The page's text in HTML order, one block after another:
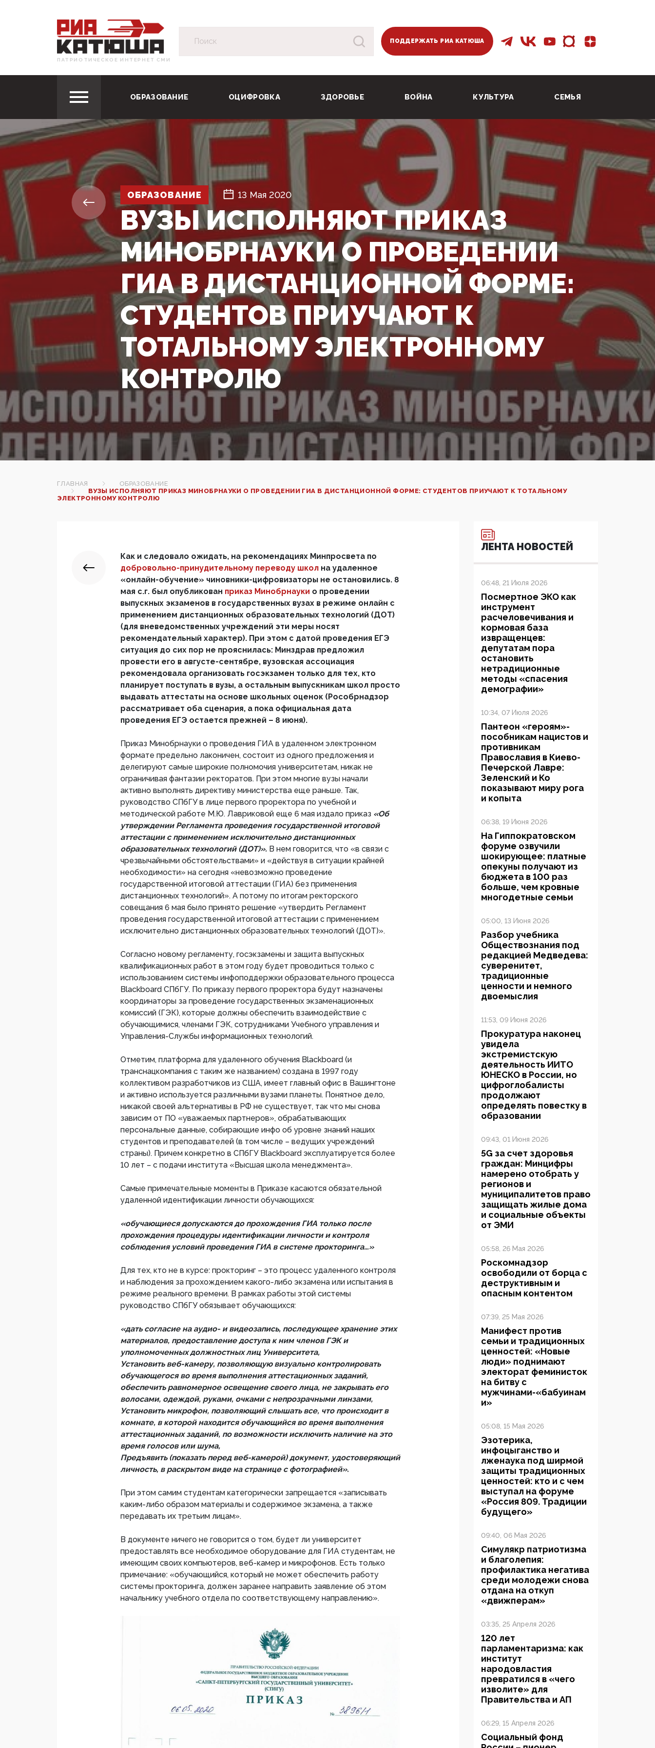
ПАТРИОТИЧЕСКОЕ ИНТЕРНЕТ СМИ
ПОДДЕРЖАТЬ РИА КАТЮША
ОБРАЗОВАНИЕ ОЦИФРОВКА ЗДОРОВЬЕ ВОЙНА КУЛЬТУРА СЕМЬЯ
ОБРАЗОВАНИЕ 13 Мая 2020
ВУЗЫ ИСПОЛНЯЮТ ПРИКАЗ
МИНОБРНАУКИ О ПРОВЕДЕНИИ
ГИА В ДИСТАНЦИОННОЙ ФОРМЕ:
СТУДЕНТОВ ПРИУЧАЮТ К
ТОТАЛЬНОМУ ЭЛЕКТРОННОМУ
КОНТРОЛЮ
ГЛАВНАЯ
ОБРАЗОВАНИЕ
ВУЗЫ ИСПОЛНЯЮТ ПРИКАЗ МИНОБРНАУКИ О ПРОВЕДЕНИИ ГИА В ДИСТАНЦИОННОЙ ФОРМЕ: СТУДЕНТОВ ПРИУЧАЮТ К ТОТАЛЬНОМУ
ЭЛЕКТРОННОМУ КОНТРОЛЮ
Как и следовало ожидать, на рекомендациях Минпросвета по
добровольно-принудительному переводу школ на удаленное
«онлайн-обучение» чиновники-цифровизаторы не остановились. 8
мая с.г. был опубликован приказ Минобрнауки о проведении
выпускных экзаменов в государственных вузах в режиме онлайн с
применением дистанционных образовательных технологий (ДОТ)
(для вневедомственных учреждений эти меры носят
рекомендательный характер). При этом с датой проведения ЕГЭ
ситуация до сих пор не прояснилась: Минздрав предложил
провести его в августе-сентябре, вузовская ассоциация
рекомендовала организовать госэкзамен только для тех, кто
планирует поступать в вузы, а остальным выпускникам школ просто
выдавать аттестаты на основе школьных оценок (Рособрнадзор
рассматривает оба сценария, а пока официальная дата
проведения ЕГЭ остается прежней – 8 июня).
Приказ Минобрнауки о проведения ГИА в удаленном электронном
формате предельно лаконичен, состоит из одного предложения и
делегируют самые широкие полномочия университетам, никак не
ограничивая фантазии ректоратов. При этом многие вузы начали
активно выполнять директиву министерства еще раньше. Так,
руководство СПбГУ в лице первого проректора по учебной и
методической работе М.Ю. Лавриковой еще 6 мая издало приказ «Об
утверждении Регламента проведения государственной итоговой
аттестации с применением исключительно дистанционных
образовательных технологий (ДОТ)». В нем говорится, что «в связи с
чрезвычайными обстоятельствами» и «действуя в ситуации крайней
необходимости» на сегодня «невозможно проведение
государственной итоговой аттестации (ГИА) без применения
дистанционных технологий». А потому по итогам ректорского
совещания 6 мая было принято решение «утвердить Регламент
проведения государственной итоговой аттестации с применением
исключительно дистанционных образовательных технологий (ДОТ)».
Согласно новому регламенту, госэкзамены и защита выпускных
квалификационных работ в этом году будет проводиться только с
использованием системы инфоподдержки образовательного процесса
Blackboard СПбГУ. По приказу первого проректора будут назначены
координаторы за проведение государственных экзаменационных
комиссий (ГЭК), которые должны обеспечить взаимодействие с
обучающимися, членами ГЭК, сотрудниками Учебного управления и
Управления-Службы информационных технологий.
Отметим, платформа для удаленного обучения Blackboard (и
транснацкомпания с таким же названием) создана в 1997 году
коллективом разработчиков из США, имеет главный офис в Вашингтоне
и активно используется различными вузами планеты. Понятное дело,
никакой своей альтернативы в РФ не существует, так что мы снова
зависим от ПО «уважаемых партнеров», обрабатывающих
персональные данные, собирающие инфо об уровне знаний наших
студентов и преподавателей (в том числе – ведущих учреждений
страны). Причем конкретно в СПбГУ Blackboard эксплуатируется более
10 лет – с подачи института «Высшая школа менеджмента».
Самые примечательные моменты в Приказе касаются обязательной
удаленной идентификации личности обучающихся:
«обучающиеся допускаются до прохождения ГИА только после
прохождения процедуры идентификации личности и контроля
соблюдения условий проведения ГИА в системе прокторинга…»
Для тех, кто не в курсе: прокторинг – это процесс удаленного контроля
и наблюдения за прохождением какого-либо экзамена или испытания в
режиме реального времени. В рамках работы этой системы
руководство СПбГУ обязывает обучающихся:
«дать согласие на аудио- и видеозапись, последующее хранение этих
материалов, предоставление доступа к ним членов ГЭК и
уполномоченных должностных лиц Университета,
Установить веб-камеру, позволяющую визуально контролировать
обучающегося во время выполнения аттестационных заданий,
обеспечить равномерное освещение своего лица, не закрывать его
волосами, одеждой, руками, очками с непрозрачными линзами,
Установить микрофон, позволяющий слышать все, что происходит в
комнате, в которой находится обучающийся во время выполнения
аттестационных заданий, по возможности исключить наличие на это
время голосов или шума,
Предъявить (показать перед веб-камерой) документ, удостоверяющий
личность, в раскрытом виде на странице с фотографией».
При этом самим студентам категорически запрещается «записывать
каким-либо образом материалы и содержимое экзамена, а также
передавать их третьим лицам».
В документе ничего не говорится о том, будет ли университет
предоставлять все необходимое оборудование для ГИА студентам, не
имеющим своих компьютеров, веб-камер и микрофонов. Есть только
примечание: «обучающийся, который не может обеспечить работу
системы прокторинга, должен заранее направить заявление об этом
начальнику учебного отдела по соответствующему направлению».
ЛЕНТА НОВОСТЕЙ
06:48, 21 Июля 2026
Посмертное ЭКО как
инструмент
расчеловечивания и
кормовая база
извращенцев:
депутатам пора
остановить
нетрадиционные
методы «спасения
демографии»
10:34, 07 Июля 2026
Пантеон «героям»-
пособникам нацистов и
противникам
Православия в Киево-
Печерской Лавре:
Зеленский и Ко
показывают миру рога
и копыта
06:38, 19 Июня 2026
На Гиппократовском
форуме озвучили
шокирующее: платные
опекуны получают из
бюджета в 100 раз
больше, чем кровные
многодетные семьи
05:00, 13 Июня 2026
Разбор учебника
Обществознания под
редакцией Медведева:
суверенитет,
традиционные
ценности и немного
двоемыслия
11:53, 09 Июня 2026
Прокуратура наконец
увидела
экстремистскую
деятельность ИИТО
ЮНЕСКО в России, но
цифроглобалисты
продолжают
определять повестку в
образовании
09:43, 01 Июня 2026
5G за счет здоровья
граждан: Минцифры
намерено отобрать у
регионов и
муниципалитетов право
защищать жилые дома
и социальные объекты
от ЭМИ
05:58, 26 Мая 2026
Роскомнадзор
освободили от борца с
деструктивным и
опасным контентом
07:39, 25 Мая 2026
Манифест против
семьи и традиционных
ценностей: «Новые
люди» поднимают
электорат феминисток
на битву с
мужчинами-«бабуинам
и»
05:08, 15 Мая 2026
Эзотерика,
инфоцыганство и
лженаука под ширмой
защиты традиционных
ценностей: кто и с чем
выступал на форуме
«Россия 809. Традиции
будущего»
09:40, 06 Мая 2026
Симулякр патриотизма
и благолепия:
профилактика негатива
среди молодежи снова
отдана на откуп
«движперам»
03:35, 25 Апреля 2026
120 лет
парламентаризма: как
институт
народовластия
превратился в «чего
изволите» для
Правительства и АП
06:29, 15 Апреля 2026
Социальный фонд